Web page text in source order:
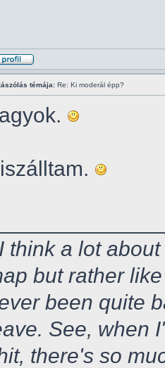
témája: Re: Ki moderál épp?
I think a lot
but rather
been quite
See, when
there's so